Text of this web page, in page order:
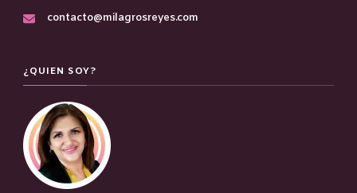
contacto@milagrosreyes.com
¿QUIEN SOY?